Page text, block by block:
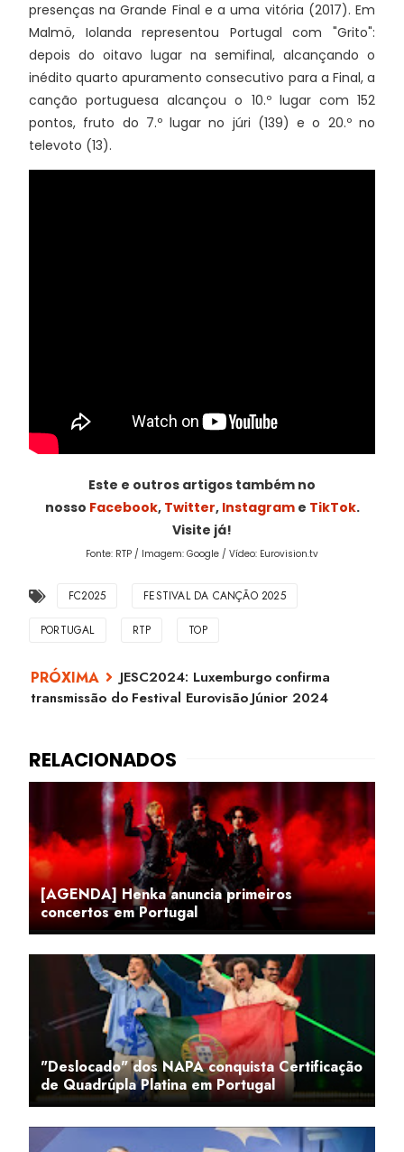
presenças na Grande Final e a uma vitória (2017). Em
Malmö, Iolanda representou Portugal com "Grito":
depois do oitavo lugar na semifinal, alcançando o
inédito quarto apuramento consecutivo para a Final, a
canção portuguesa alcançou o 10.º lugar com 152
pontos, fruto do 7.º lugar no júri (139) e o 20.º no
televoto (13).
Este e outros artigos também no
nosso Facebook, Twitter, Instagrame TikTok.
Visite já!
Fonte: RTP / Imagem: Google / Vídeo: Eurovision.tv
FC2025 FESTIVAL DA CANÇÃO 2025
PORTUGAL RTP TOP
JESC2024: Luxemburgo confirma
transmissão do Festival Eurovisão Júnior 2024
[AGENDA] Henka anuncia primeiros
concertos em Portugal
"Deslocado" dos NAPA conquista Certificação
de Quadrúpla Platina em Portugal